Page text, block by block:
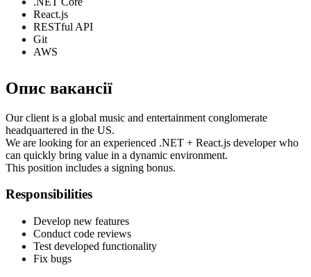
React.js
RESTful API
Git
AWS
Опис вакансії
Our client is a global music and entertainment conglomerate
headquartered in the US.
We are looking for an experienced .NET + React.js developer who
can quickly bring value in a dynamic environment.
This position includes a signing bonus.
Responsibilities
Develop new features
Conduct code reviews
Test developed functionality
Fix bugs